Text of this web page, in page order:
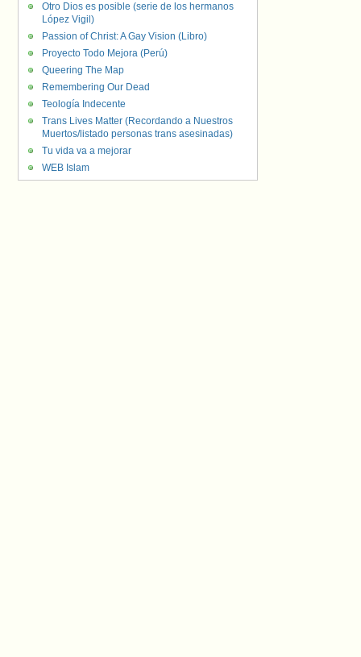
Otro Dios es posible (serie de los hermanos
López Vigil)
Passion of Christ: A Gay Vision (Libro)
Proyecto Todo Mejora (Perú)
Queering The Map
Remembering Our Dead
Teología Indecente
Trans Lives Matter (Recordando a Nuestros
Muertos/listado personas trans asesinadas)
Tu vida va a mejorar
WEB Islam